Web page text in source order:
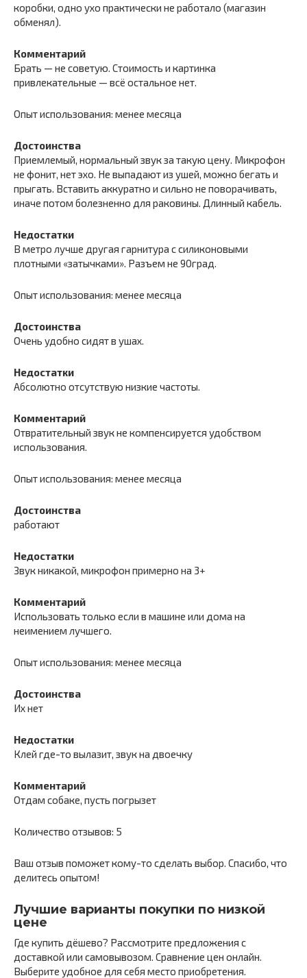
коробки, одно ухо практически не работало (магазин
обменял).
Комментарий
Брать — не советую. Стоимость и картинка
привлекательные — всё остальное нет.
Опыт использования: менее месяца
Достоинства
Приемлемый, нормальный звук за такую цену. Микрофон
не фонит, нет эхо. Не выпадают из ушей, можно бегать и
прыгать. Вставить аккуратно и сильно не поворачивать,
иначе потом болезненно для раковины. Длинный кабель.
Недостатки
В метро лучше другая гарнитура с силиконовыми
плотными «затычками». Разъем не 90град.
Опыт использования: менее месяца
Достоинства
Очень удобно сидят в ушах.
Недостатки
Абсолютно отсутствую низкие частоты.
Комментарий
Отвратительный звук не компенсируется удобством
использования.
Опыт использования: менее месяца
Достоинства
работают
Недостатки
Звук никакой, микрофон примерно на 3+
Комментарий
Использовать только если в машине или дома на
неимением лучшего.
Опыт использования: менее месяца
Достоинства
Их нет
Недостатки
Клей где-то вылазит, звук на двоечку
Комментарий
Отдам собаке, пусть погрызет
Количество отзывов: 5
Ваш отзыв поможет кому-то сделать выбор. Спасибо, что
делитесь опытом!
Лучшие варианты покупки по низкой
цене
Где купить дёшево? Рассмотрите предложения с
доставкой или самовывозом. Сравнение цен онлайн.
Выберите удобное для себя место приобретения.